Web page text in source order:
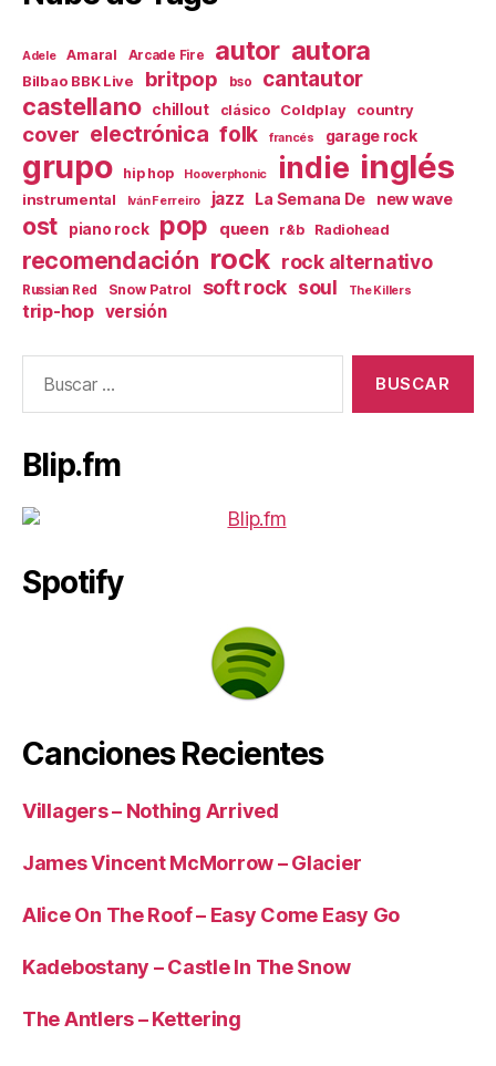
Adele Amaral Arcade Fire autor autora
Bilbao BBK Live britpop bso cantautor
castellano chillout clásico Coldplay country
cover electrónica folk francés garage rock
grupo hip hop Hooverphonic indie inglés
instrumental Iván Ferreiro jazz La Semana De new wave
ost piano rock pop queen r&b Radiohead
recomendación rock rock alternativo
Russian Red Snow Patrol soft rock soul The Killers
trip-hop versión
Blip.fm
Spotify
Canciones Recientes
Villagers – Nothing Arrived
James Vincent McMorrow – Glacier
Alice On The Roof – Easy Come Easy Go
Kadebostany – Castle In The Snow
The Antlers – Kettering